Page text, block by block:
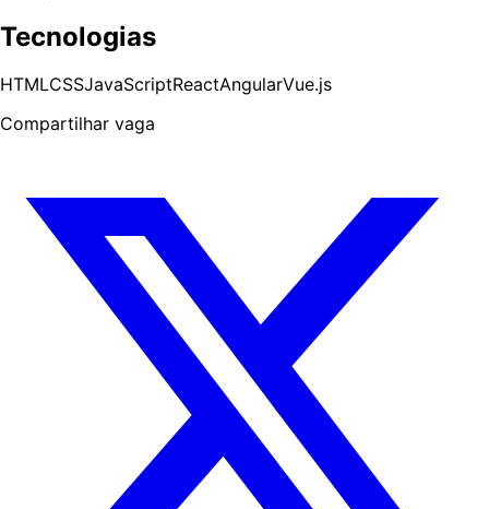
Tecnologias
HTMLCSSJavaScriptReactAngularVue.js
Compartilhar vaga